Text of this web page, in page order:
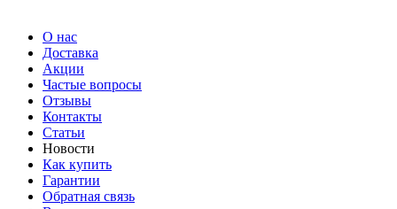
О нас
Доставка
Акции
Частые вопросы
Отзывы
Контакты
Статьи
Новости
Как купить
Гарантии
Обратная связь